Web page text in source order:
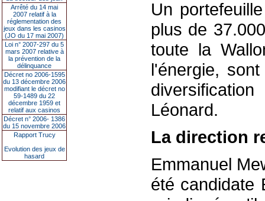
Arrêté du 14 mai
2007 relatif à la
réglementation des
jeux dans les casinos
(JO du 17 mai 2007)
Loi n° 2007-297 du 5
mars 2007 relative à
la prévention de la
délinquance
Décret no 2006-1595
du 13 décembre 2006
modifiant le décret no
59-1489 du 22
décembre 1959 et
relatif aux casinos
Décret n° 2006- 1386
du 15 novembre 2006
Rapport Trucy
Evolution des jeux de
hasard
Un
plus de
toute la
l'énergie,
Léonard.
La direction
Emmanuel
été candidate